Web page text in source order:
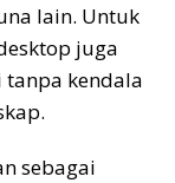
lain. Untuk
juga
kendala
sebagai